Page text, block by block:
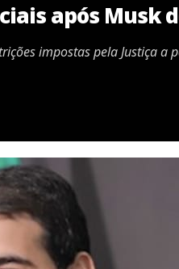
após Musk
impostas pela Justiça a